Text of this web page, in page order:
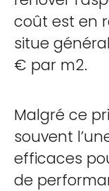
coût est en
situe
€ par m2.
Malgré ce
souvent
efficaces
de